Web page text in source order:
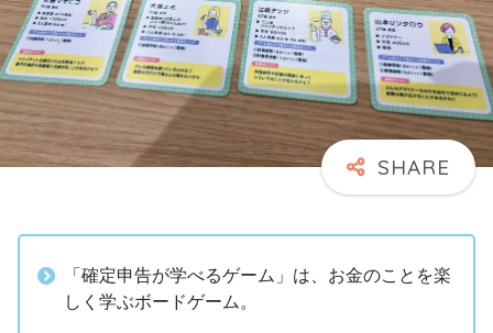
「確定申告が学べるゲーム」は、お金のことを楽
しく学ぶボードゲーム。